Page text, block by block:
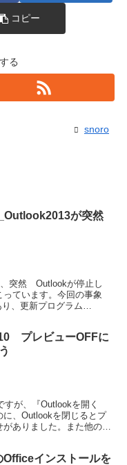
コピー
る
snoro
が突然
突然 Outlookが停止し
ています。今回の事象
、更新プログラム
プレビューOFFに
が、『Outlookを開く
に、Outlookを閉じるとプ
ありました。また他のユ
インストールを